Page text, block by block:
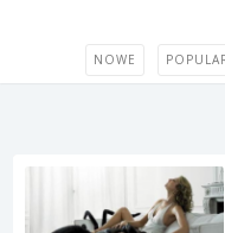
NOWE